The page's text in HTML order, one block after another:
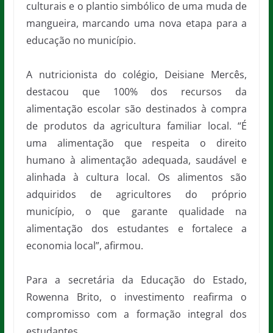
culturais e o plantio simbólico de uma muda de
mangueira, marcando uma nova etapa para a
educação no município.
A nutricionista do colégio, Deisiane Mercês,
destacou que 100% dos recursos da
alimentação escolar são destinados à compra
de produtos da agricultura familiar local. “É
uma alimentação que respeita o direito
humano à alimentação adequada, saudável e
alinhada à cultura local. Os alimentos são
adquiridos de agricultores do próprio
município, o que garante qualidade na
alimentação dos estudantes e fortalece a
economia local”, afirmou.
Para a secretária da Educação do Estado,
Rowenna Brito, o investimento reafirma o
compromisso com a formação integral dos